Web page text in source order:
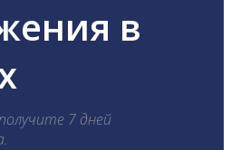
в
7 дней